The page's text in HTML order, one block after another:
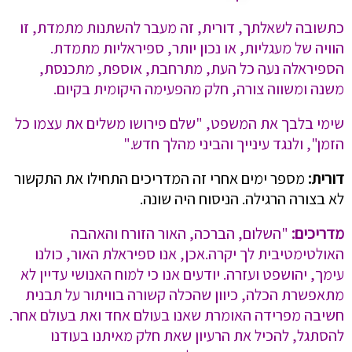
כתשובה לשאלתך, דורית, זה מעבר להשתנות מתמדת, זו
הוויה של מעגליות, או נכון יותר, ספיראליות מתמדת.
הספיראלה נעה כל העת, מתרחבת, אוספת, מתכנסת,
משנה ומשווה צורה, חלק מהפעימה היקומית בקיום.
שימי בלבך את המשפט, "שלם פירושו משלים את עצמו כל
הזמן", ולנגד עינייך והביני מהלך חדש."
דורית: מספר ימים אחרי זה המדריכים התחילו את התקשור
לא בצורה הרגילה. הניסוח היה שונה.
מדריכים: "השלום, הברכה, האור הזורח והאהבה
האולטימטיבית לך יקרה.אכן, אנו ספיראלת האור, כולנו
עימך, יהושפט ועזרה. יודעים אנו כי למוח האנושי עדיין לא
מתאפשרת הכלה, כיוון שהכלה קשורה בוויתור על תבנית
חשיבה מפרידה האומרת שאנו בעולם אחד ואת בעולם אחר.
להסתגל, להכיל את הרעיון שאת חלק מאיתנו בעודנו